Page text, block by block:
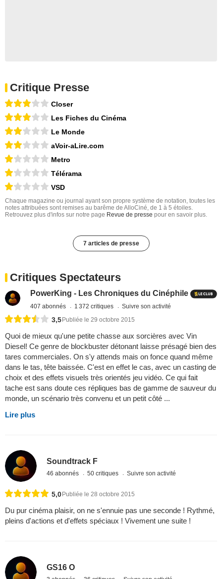
Critique Presse
Closer
Les Fiches du Cinéma
Le Monde
aVoir-aLire.com
Metro
Télérama
VSD
Chaque magazine ou journal ayant son propre système de notation, toutes les
notes attribuées sont remises au barême de AlloCiné, de 1 à 5 étoiles.
Retrouvez plus d'infos sur notre page Revue de presse pour en savoir plus.
7 articles de presse
Critiques Spectateurs
PowerKing - Les Chroniques du Cinéphile
407 abonnés 1 372 critiques Suivre son activité
3,5Publiée le 29 octobre 2015
Quoi de mieux qu'une petite chasse aux sorcières avec Vin
Diesel! Ce genre de blockbuster détonant laisse présagé bien des
tares commerciales. On s'y attends mais on fonce quand même
dans le tas, tête baissée. C'est en effet le cas, avec un casting de
choix et des effets visuels très orientés jeu vidéo. Ce qui fait
tache est sans doute ces répliques bas de gamme de sauveur du
monde, un scénario très convenu et un petit côté ...
Lire plus
Soundtrack F
46 abonnés 50 critiques Suivre son activité
5,0Publiée le 28 octobre 2015
Du pur cinéma plaisir, on ne s'ennuie pas une seconde ! Rythmé,
pleins d'actions et d'effets spéciaux ! Vivement une suite !
GS16 O